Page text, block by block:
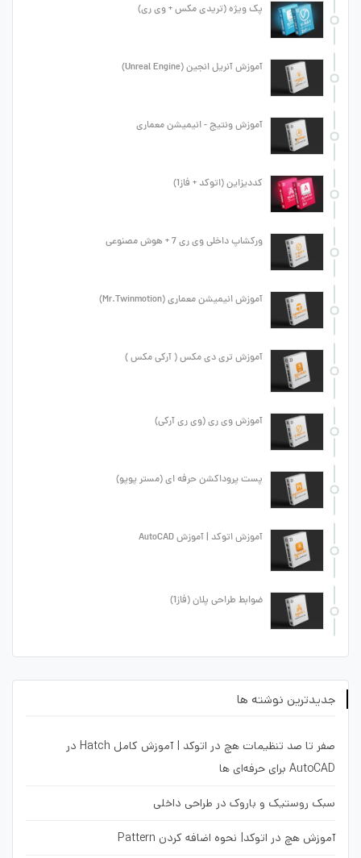
پک ویژه (تریدی مکس + وی ری)
آموزش آنریل انجین (Unreal Engine)
آموزش ونتیج - انیمیشن معماری
کددیزاین (اتوکد + فاز1)
ورکشاپ داخلی وی ری 7 + هوش مصنوعی
آموزش انیمیشن معماری (Mr.Twinmotion)
آموزش تری دی مکس ( آرکی مکس )
آموزش وی ری (وی ری آرکی)
پست پروداکشن حرفه ای (مستر پوپو)
آموزش اتوکد | آموزش AutoCAD
ضوابط طراحی پلان (فاز1)
جدیدترین نوشته ها
صفر تا صد تنظیمات هچ در اتوکد | آموزش کامل Hatch در
AutoCAD برای حرفه‌ای ها
سبک روستیک و باروک در طراحی داخلی
آموزش هچ در اتوکد| نحوه اضافه کردن Pattern